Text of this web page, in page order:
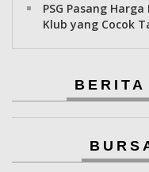
PSG Pasang
Klub yang Cocok
BERITA